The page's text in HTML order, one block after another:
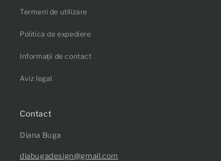
Termeni de utilizare
Politica de expediere
Informații de contact
Aviz legal
Contact
Diana Buga
diabugadesign@gmail.com